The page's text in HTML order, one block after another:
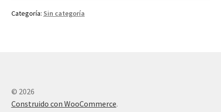
Categoría: Sin categoría
© 2026
Construido con WooCommerce.